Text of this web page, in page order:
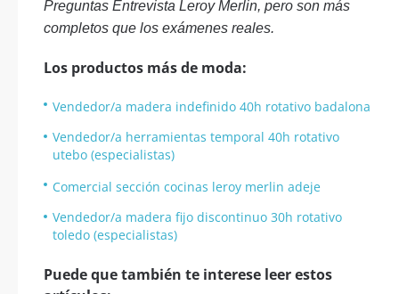
Preguntas Entrevista Leroy Merlin, pero son más
completos que los exámenes reales.
Los productos más de moda:
Vendedor/a madera indefinido 40h rotativo badalona
Vendedor/a herramientas temporal 40h rotativo
utebo (especialistas)
Comercial sección cocinas leroy merlin adeje
Vendedor/a madera fijo discontinuo 30h rotativo
toledo (especialistas)
Puede que también te interese leer estos